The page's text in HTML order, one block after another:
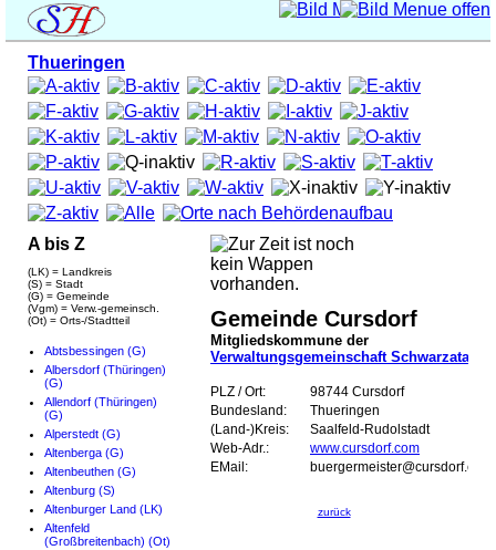
Thueringen
A bis Z
(LK) = Landkreis
(S) = Stadt
(G) = Gemeinde
(Vgm) = Verw.-gemeinsch.
(Ot) = Orts-/Stadtteil
Abtsbessingen (G)
Albersdorf (Thüringen)
(G)
Allendorf (Thüringen)
(G)
Alperstedt (G)
Altenberga (G)
Altenbeuthen (G)
Altenburg (S)
Altenburger Land (LK)
Altenfeld
(Großbreitenbach) (Ot)
Gemeinde Cursdorf
Mitgliedskommune der
Verwaltungsgemeinschaft Schwarzatal
PLZ / Ort:
98744 Cursdorf
Bundesland:
Thueringen
(Land-)Kreis:
Saalfeld-Rudolstadt
Web-Adr.:
www.cursdorf.com
EMail:
buergermeister@cursdorf.com
zurück